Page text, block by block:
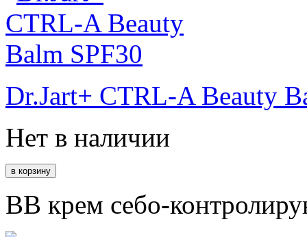
Dr.Jart+ CTRL-A Beauty
Нет в наличии
ВВ крем себо-